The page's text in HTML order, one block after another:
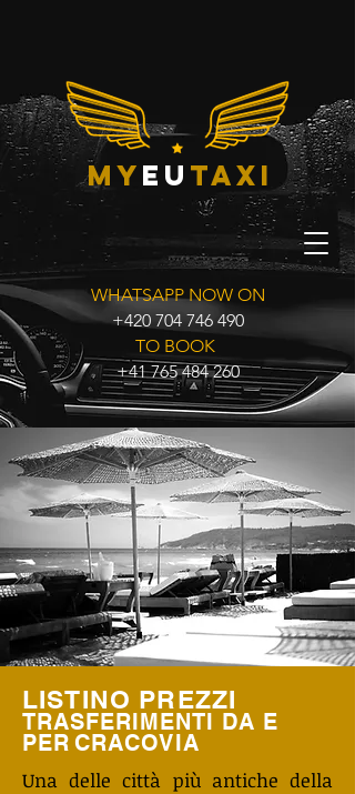
myeu taxi
WHATSAPP NOW ON
+420 704 746 490
TO BOOK
+41 765 484 260
LISTINO PREZZI
TRASFERIMENTI DA E
PER CRACOVIA
Una delle città più antiche della